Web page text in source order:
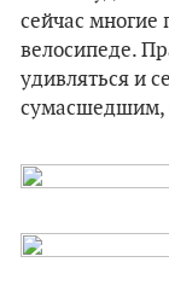
сейчас многие
велосипеде.
удивляться и
сумасшедшим,